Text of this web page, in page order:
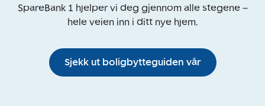
SpareBank 1 hjelper vi deg gjennom alle stegene –
hele veien inn i ditt nye hjem.
Sjekk ut boligbytteguiden vår